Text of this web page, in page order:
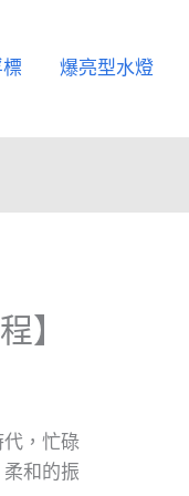
爆亮型水燈
】
，忙碌
和的振